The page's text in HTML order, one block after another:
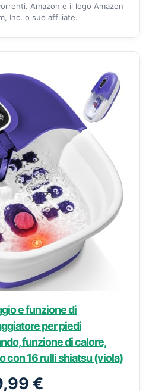
Amazon e il logo Amazon
Inc. o sue affiliate.
e funzione di
per piedi
funzione di calore,
con 16 rulli shiatsu (viola)
€